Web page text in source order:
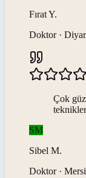
FıratY.
Doktor ·
Çok
SM
Sibel M.
Doktor ·